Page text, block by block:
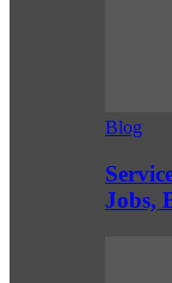
Blog
Jobs,